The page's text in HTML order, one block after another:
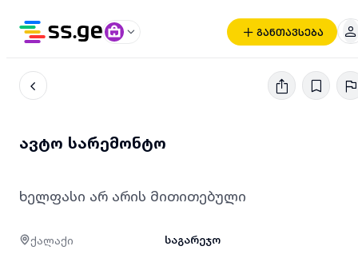
განთავსება
ავტო სარემონტო
ხელფასი არ არის მითითებული
ქალაქი საგარეჯო